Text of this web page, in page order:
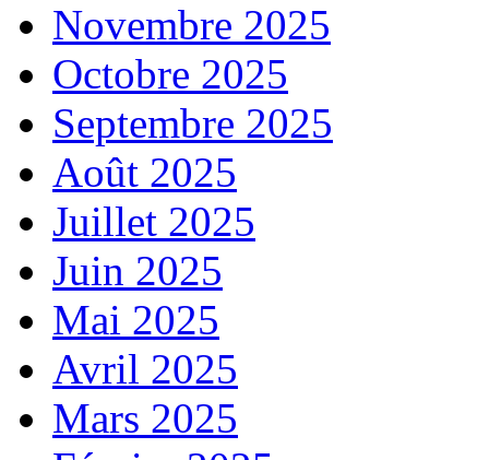
Novembre 2025
Octobre 2025
Septembre 2025
Août 2025
Juillet 2025
Juin 2025
Mai 2025
Avril 2025
Mars 2025